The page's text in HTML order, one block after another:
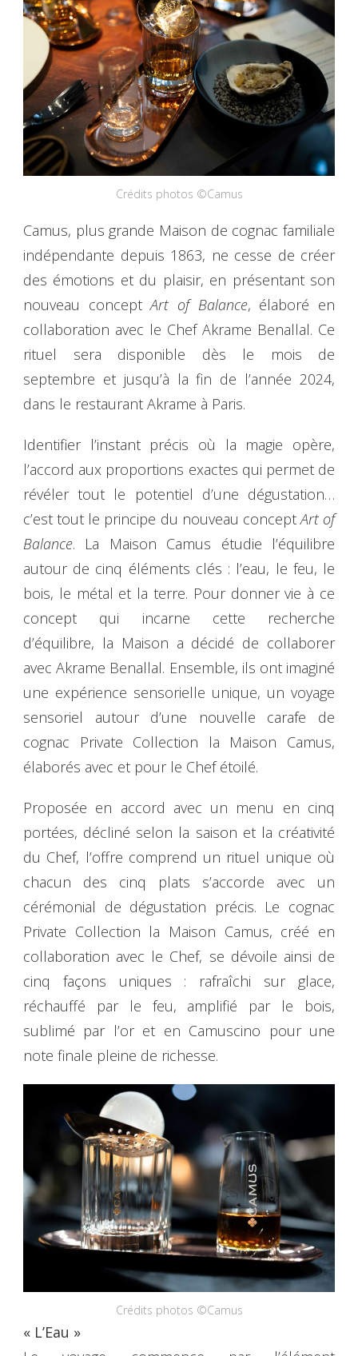
Crédits photos ©Camus
Camus, plus grande Maison de cognac familiale
indépendante depuis 1863, ne cesse de créer
des émotions et du plaisir, en présentant son
nouveau conceptArt of Balance, élaboré en
collaboration avec le Chef Akrame Benallal. Ce
rituel sera disponible dès le mois de
septembre et jusqu’à la fin de l’année 2024,
dans le restaurant Akrame à Paris.
Identifier l’instant précis où la magie opère,
l’accord aux proportions exactes qui permet de
révéler tout le potentiel d’une dégustation…
c’est tout le principe du nouveau conceptArt of
Balance. La Maison Camus étudie l’équilibre
autour de cinq éléments clés : l’eau, le feu, le
bois, le métal et la terre. Pour donner vie à ce
concept qui incarne cette recherche
d’équilibre, la Maison a décidé de collaborer
avec Akrame Benallal. Ensemble, ils ont imaginé
une expérience sensorielle unique, un voyage
sensoriel autour d’une nouvelle carafe de
cognac Private Collection la Maison Camus,
élaborés avec et pour le Chef étoilé.
Proposée en accord avec un menu en cinq
portées, décliné selon la saison et la créativité
du Chef, l’offre comprend un rituel unique où
chacun des cinq plats s’accorde avec un
cérémonial de dégustation précis. Le cognac
Private Collection la Maison Camus, créé en
collaboration avec le Chef, se dévoile ainsi de
cinq façons uniques : rafraîchi sur glace,
réchauffé par le feu, amplifié par le bois,
sublimé par l’or et en Camuscino pour une
note finale pleine de richesse.
Crédits photos ©Camus
« L’Eau »